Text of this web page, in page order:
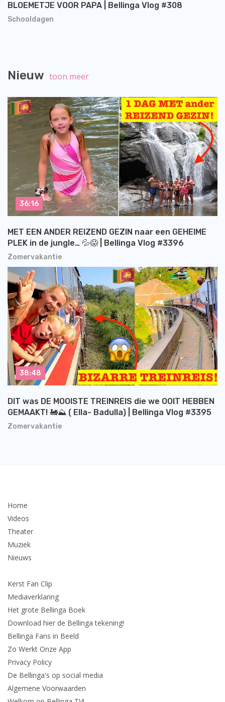
Schooldagen
BLOEMETJE VOOR PAPA | Bellinga Vlog #308
Nieuw toon meer
Zomervakantie
MET EEN ANDER REIZEND GEZIN naar een GEHEIME
PLEK in de jungle… 💦😱 | Bellinga Vlog #3396
36:16
Zomervakantie
DIT was DE MOOISTE TREINREIS die we OOIT HEBBEN
GEMAAKT! 🚂⛰️ ( Ella- Badulla) | Bellinga Vlog #3395
38:48
Home
Videos
Theater
Muziek
Nieuws
Kerst Fan Clip
Mediaverklaring
Het grote Bellinga Boek
Download hier de Bellinga tekening!
Bellinga Fans in Beeld
Zo Werkt Onze App
Privacy Policy
De Bellinga's op social media
Algemene Voorwaarden